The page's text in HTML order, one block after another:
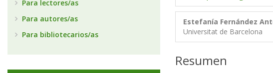
Estefanía Fernández
Universitat de Barcelona
Resumen
Para lectores/as
Para autores/as
Para bibliotecarios/as